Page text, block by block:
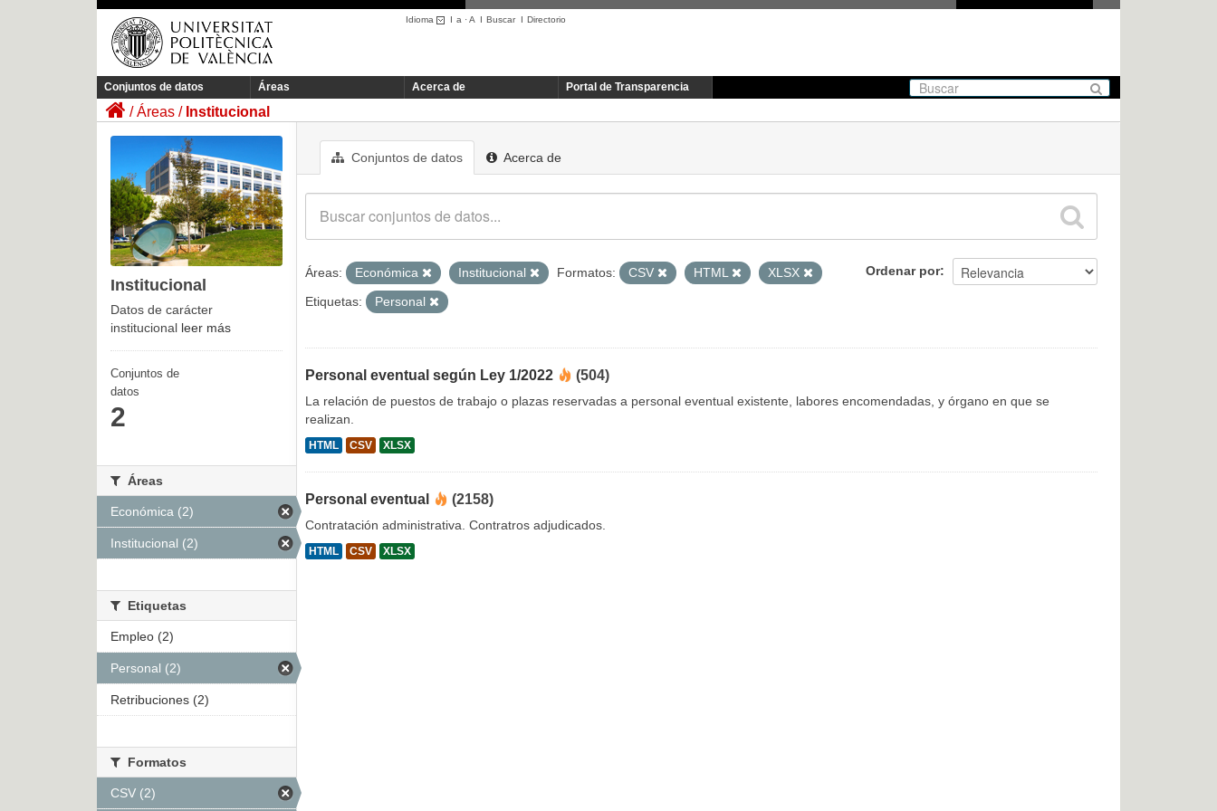
Idioma I a ·A I BuscarI Directorio
Conjuntos de datos Áreas Acerca de Portal de Transparencia
Áreas Institucional
Conjuntos de datos Acerca de
Ordenar por
Áreas: Económica Institucional Formatos: CSV HTML
XLSX
Etiquetas:
Personal
Personal eventual según Ley 1/2022 (504)
La relación de puestos de trabajo o plazas reservadas a personal eventual existente, labores encomendadas, y órgano en que se
realizan.
HTML CSV XLSX
Personal eventual (2158)
Contratación administrativa. Contratros adjudicados.
HTML CSV XLSX
Institucional
Datos de carácter
institucional leer más
Conjuntos de
datos
2
Áreas
Económica (2)
Institucional (2)
Etiquetas
Empleo (2)
Personal (2)
Retribuciones (2)
Formatos
CSV (2)